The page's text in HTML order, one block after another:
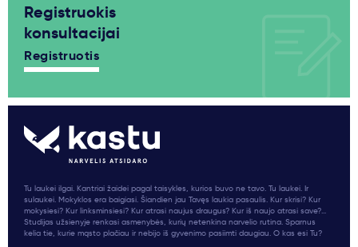
Registruokis
konsultacijai
Registruotis
Tu laukei ilgai. Kantriai žaidei pagal taisykles, kurios buvo ne tavo. Tu laukei. Ir
sulaukei. Mokyklos era baigiasi. Šiandien jau Tavęs laukia pasaulis. Kur skrisi? Kur
mokysiesi? Kur linksminsiesi? Kur atrasi naujus draugus? Kur iš naujo atrasi save?...
Studijas užsienyje renkasi asmenybės, kurių netenkina narvelio rutina. Sparnus
kelia tie, kurie mąsto plačiau ir nebijo iš gyvenimo pasiimti daugiau. O kas esi Tu?